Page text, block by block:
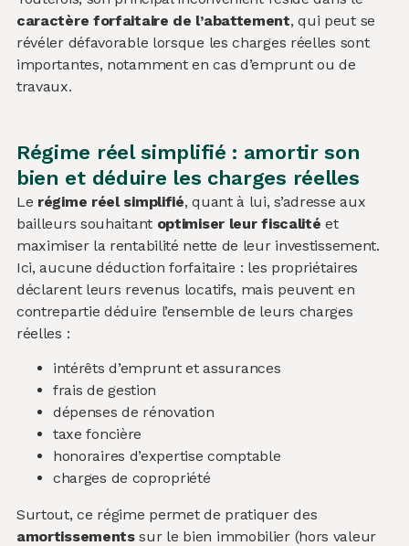
caractère forfaitaire de l’abattement, qui peut se
révéler défavorable lorsque les charges réelles sont
importantes, notamment en cas d’emprunt ou de
travaux.
Régime réel simplifié : amortir son
bien et déduire les charges réelles
Le régime réel simplifié, quant à lui, s’adresse aux
bailleurs souhaitant optimiser leur fiscalité et
maximiser la rentabilité nette de leur investissement.
Ici, aucune déduction forfaitaire : les propriétaires
déclarent leurs revenus locatifs, mais peuvent en
contrepartie déduire l’ensemble de leurs charges
réelles :
intérêts d’emprunt et assurances
frais de gestion
dépenses de rénovation
taxe foncière
honoraires d’expertise comptable
charges de copropriété
Surtout, ce régime permet de pratiquer des
amortissementssur le bien immobilier (hors valeur